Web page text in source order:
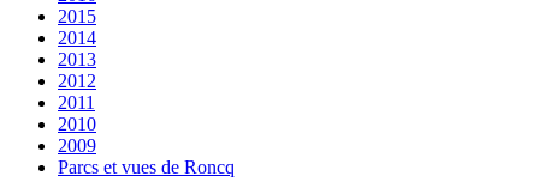
2015
2014
2013
2012
2011
2010
2009
Parcs et vues de Roncq